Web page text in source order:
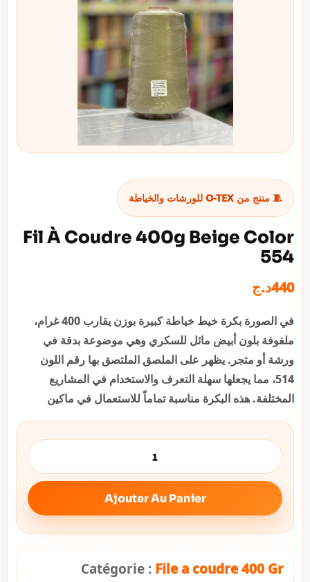
🧵 منتج من O-TEX للورشات والخياطة
Fil À Coudre 400g Beige Color
554
440د.ج
في الصورة بكرة خيط خياطة كبيرة بوزن يقارب 400 غرام،
ملفوفة بلون أبيض مائل للسكري وهي موضوعة بدقة في
ورشة أو متجر. يظهر على الملصق الملتصق بها رقم اللون
514، مما يجعلها سهلة التعرف والاستخدام في المشاريع
المختلفة. هذه البكرة مناسبة تماماً للاستعمال في ماكين
Ajouter Au Panier
Catégorie : File a coudre 400 Gr